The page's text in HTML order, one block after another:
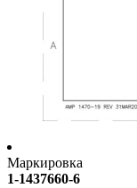
Маркировка
1-1437660-6